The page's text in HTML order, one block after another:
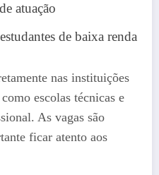
atuação
de baixa renda
nas instituições
escolas técnicas e
As vagas são
ficar atento aos